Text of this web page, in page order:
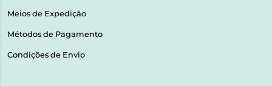
Meios de Expedição
Métodos de Pagamento
Condições de Envio